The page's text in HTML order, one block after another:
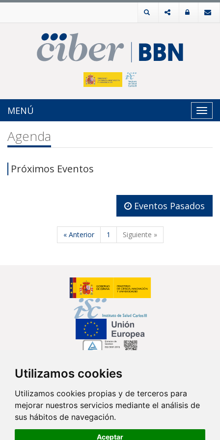
Utilizamos cookies
Utilizamos cookies propias y de terceros para
mejorar nuestros servicios mediante el análisis de
sus hábitos de navegación.
Aceptar
MENÚ
Agenda
Próximos Eventos
Eventos Pasados
« Anterior 1 Siguiente »
Síguenos en...
Contacto
Av. Monforte de Lemos, 3-5. Pabellón 11. Planta 0 28029 Madrid